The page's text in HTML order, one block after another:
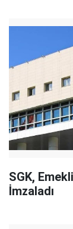
SGK,
İmzaladı